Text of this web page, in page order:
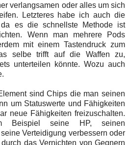
verlangsamen oder alles um sich
Letzteres habe ich auch die
es die schnellste Methode ist
Wenn man mehrere Pods
mit einem Tastendruck zum
selbe trifft auf die Waffen zu,
unterteilen könnte. Wozu auch
sind Chips die man seinen
um Statuswerte und Fähigkeiten
neue Fähigkeiten freizuschalten.
Beispiel seine HP, seinen
Verteidigung verbessern oder
das Vernichten von Gegnern